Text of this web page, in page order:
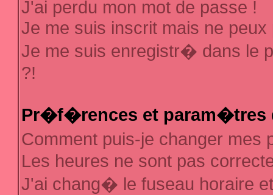
J'ai perdu mon mot de passe !
Je me suis inscrit mais ne
Je me suis enregistr� dans le
?!
Pr�f�rences et param�tres
Comment puis-je changer
Les heures ne sont pas
J'ai chang� le fuseau horaire